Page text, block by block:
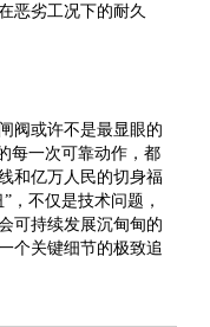
恶劣工况下的耐久
阀或许不是最显眼的
每一次可靠动作，都
和亿万人民的切身福
，不仅是技术问题，
可持续发展沉甸甸的
个关键细节的极致追